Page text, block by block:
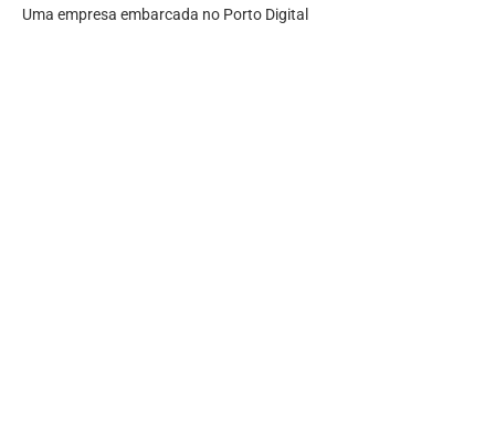
Uma empresa embarcada no Porto Digital